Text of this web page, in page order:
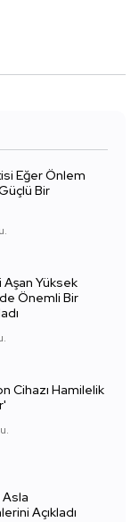
Eğer Önlem
Bir
Yüksek
Önemli Bir
Cihazı Hamilelik
Açıkladı